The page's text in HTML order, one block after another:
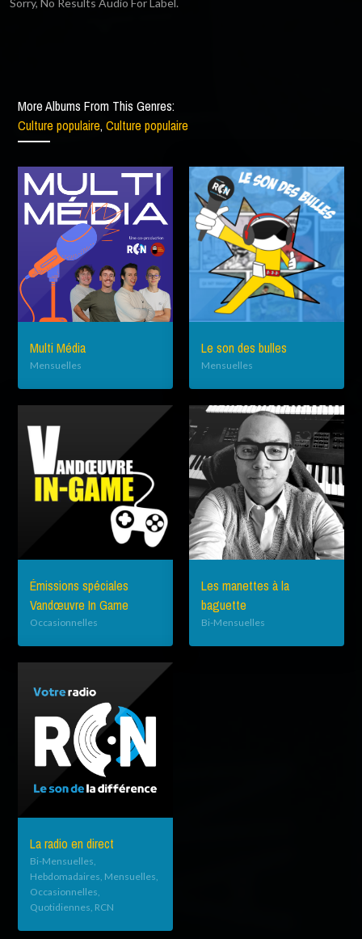
Sorry, No Results Audio For Label.
More Albums From This Genres:
Culture populaire,Culture populaire
Multi Média
Mensuelles
Le son des bulles
Mensuelles
Émissions spéciales
Vandœuvre In Game
Occasionnelles
Les manettes à la
baguette
Bi-Mensuelles
La radio en direct
Bi-Mensuelles,
Hebdomadaires, Mensuelles,
Occasionnelles,
Quotidiennes, RCN